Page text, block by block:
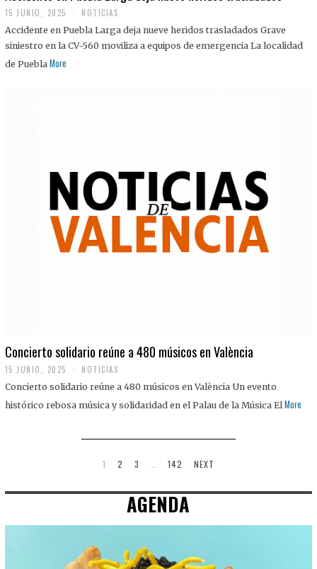
15 JUNIO, 2025 NOTICIAS
Accidente en Puebla Larga deja nueve heridos trasladados Grave
siniestro en la CV-560 moviliza a equipos de emergencia La localidad
de Puebla More
Concierto solidario reúne a 480 músicos en València
15 JUNIO, 2025 NOTICIAS
Concierto solidario reúne a 480 músicos en València Un evento
histórico rebosa música y solidaridad en el Palau de la Música El More
1 2 3 142 NEXT
AGENDA